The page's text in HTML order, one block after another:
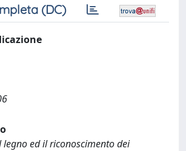
(DC)
ed il riconoscimento dei